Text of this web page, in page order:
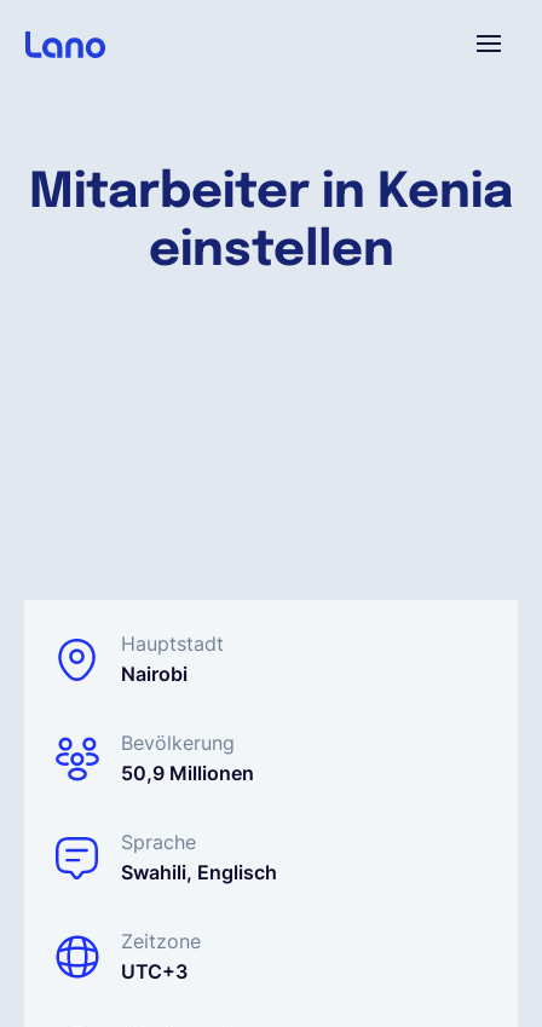
Mitarbeiter in Kenia
einstellen
Hauptstadt
Nairobi
Bevölkerung
50,9 Millionen
Sprache
Swahili, Englisch
Zeitzone
UTC+3
Warum Lano?
EOR & Payroll
Contractor Management